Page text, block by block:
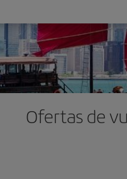
Ofertas de